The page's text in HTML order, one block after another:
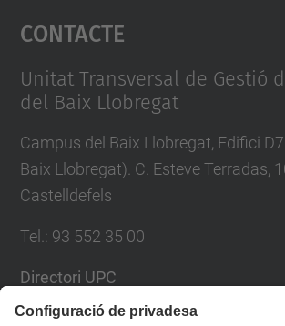
powered by
Contacte
Unitat Transversal de Gestió
del Baix Llobregat
Campus del Baix Llobregat, Edifici
Baix Llobregat). C. Esteve Terradas,
Castelldefels
Tel. : 93 552 35 00
Directori UPC
Formulari de contacte